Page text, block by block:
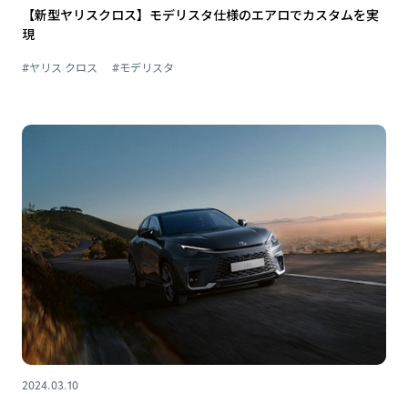
【新型ヤリスクロス】モデリスタ仕様のエアロでカスタムを実
現
#ヤリス クロス #モデリスタ
2024.03.10